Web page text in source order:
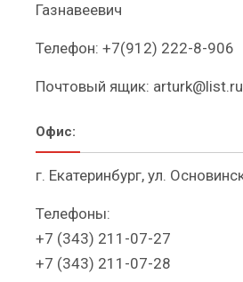
Газнавеевич
Телефон: +7(912) 222-8-906
Почтовый ящик: arturk@list.ru
Офис:
г. Екатеринбург, ул.
Телефоны:
+7 (343) 211-07-27
+7 (343) 211-07-28